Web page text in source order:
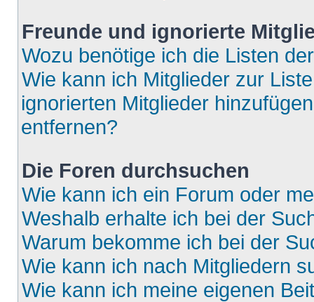
Freunde und ignorierte
Wozu benötige ich die Listen
Wie kann ich Mitglieder zur
ignorierten Mitglieder
entfernen?
Die Foren durchsuchen
Wie kann ich ein Forum oder
Weshalb erhalte ich bei der
Warum bekomme ich bei der
Wie kann ich nach Mitgliedern
Wie kann ich meine eigenen